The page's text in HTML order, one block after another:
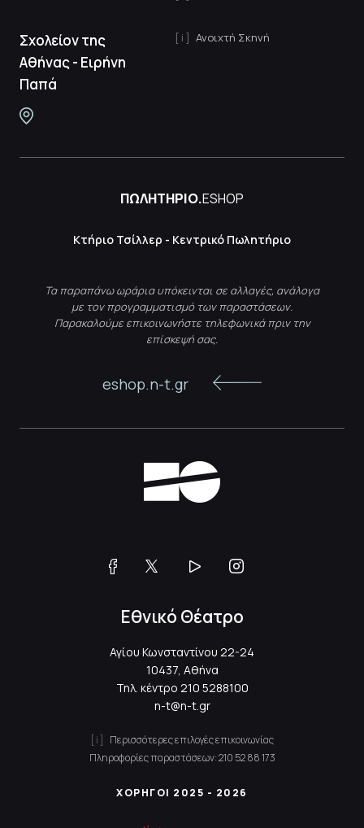
Σχολείον της
Αθήνας - Ειρήνη
Παπά
Ανοιχτή Σκηνή
ΠΩΛΗΤΗΡΙΟ.ESHOP
Κτήριο Τσίλλερ - Κεντρικό Πωλητήριο
Τα παραπάνω ωράρια υπόκεινται σε αλλαγές, ανάλογα
με τον προγραμματισμό των παραστάσεων.
Παρακαλούμε επικοινωνήστε τηλεφωνικά πριν την
επίσκεψή σας.
eshop.n-t.gr
Εθνικό Θέατρο
Αγίου Κωνσταντίνου 22-24
10437, Αθήνα
Τηλ. κέντρο 210 5288100
n-t@n-t.gr
Περισσότερες επιλογές επικοινωνίας
Πληροφορίες παραστάσεων:210 52 88 173
ΧΟΡΗΓΟΙ 2025 - 2026